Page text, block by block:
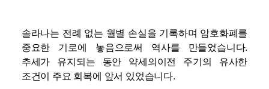
솔라나는 전례 없는 월별 손실을 기록하며 암호화폐를
중요한 기로에 놓음으로써 역사를 만들었습니다.
추세가 유지되는 동안 약세의 이전 주기의 유사한
조건이 주요 회복에 앞서 있었습니다.